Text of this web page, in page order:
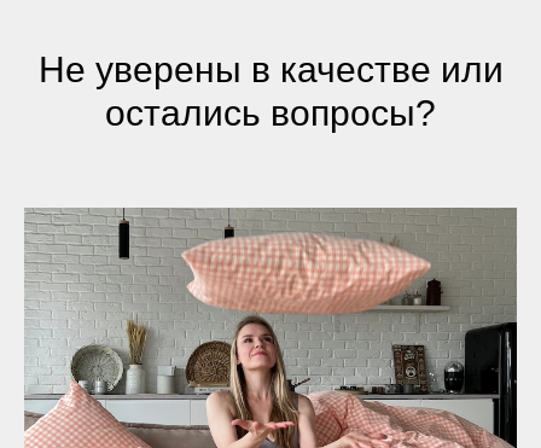
Не уверены в качестве или
остались вопросы?